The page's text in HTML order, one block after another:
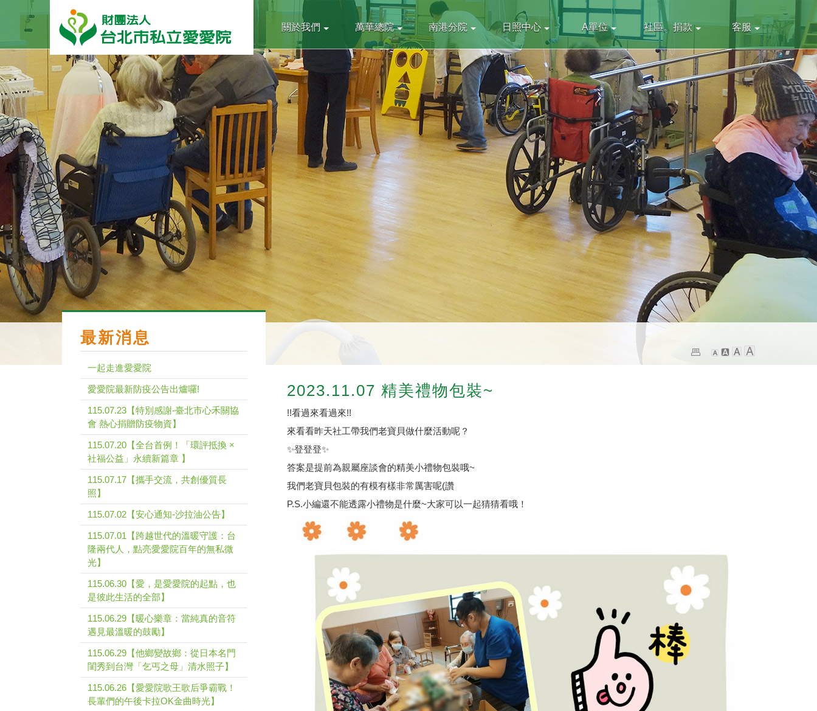
關於我們 萬華總院 南港分院 日照中心 A單位 社區。捐款 客服
2023.11.07 精美禮物包裝~
!!看過來看過來!!
來看看昨天社工帶我們老寶貝做什麼活動呢？
✨登登登✨
答案是提前為親屬座談會的精美小禮物包裝哦~
我們老寶貝包裝的有模有樣非常厲害呢(讚
P.S.小編還不能透露小禮物是什麼~大家可以一起猜猜看哦！
最新消息
一起走進愛愛院
愛愛院最新防疫公告出爐囉!
115.07.23【特別感謝-臺北市心禾關協
會 熱心捐贈防疫物資】
115.07.20【全台首例！「環評抵換 ×
社福公益」永續新篇章 】
115.07.17【攜手交流，共創優質長
照】
115.07.02【安心通知-沙拉油公告】
115.07.01【跨越世代的溫暖守護：台
隆兩代人，點亮愛愛院百年的無私微
光】
115.06.30【愛，是愛愛院的起點，也
是彼此生活的全部】
115.06.29【暖心樂章：當純真的音符
遇見最溫暖的鼓勵】
115.06.29【他鄉變故鄉：從日本名門
閨秀到台灣「乞丐之母」清水照子】
115.06.26【愛愛院歌王歌后爭霸戰！
長輩們的午後卡拉OK金曲時光】